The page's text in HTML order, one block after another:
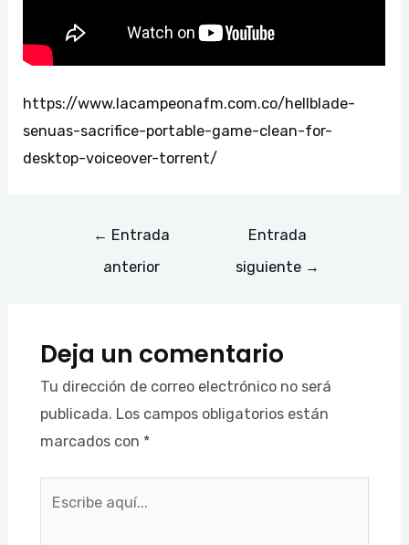
https://www.lacampeonafm.com.co/hellblade-
senuas-sacrifice-portable-game-clean-for-
desktop-voiceover-torrent/
← Entrada
anterior
Entrada
siguiente →
Deja un comentario
Tu dirección de correo electrónico no será
publicada. Los campos obligatorios están
marcados con *